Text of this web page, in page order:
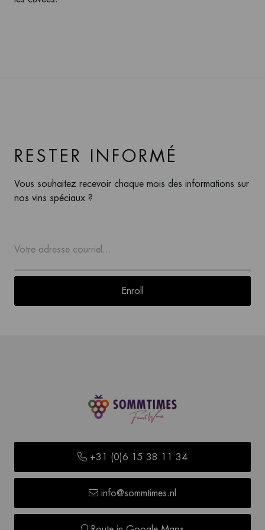
RESTER INFORMÉ
Vous souhaitez recevoir chaque mois des informations sur
nos vins spéciaux ?
Enroll
+31 (0)6 15 38 11 34
info@sommtimes.nl